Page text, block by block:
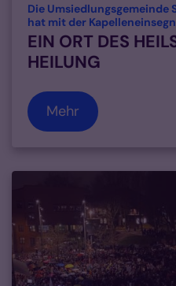
Die
hat mit der
EIN ORT DES
HEILUNG
Mehr